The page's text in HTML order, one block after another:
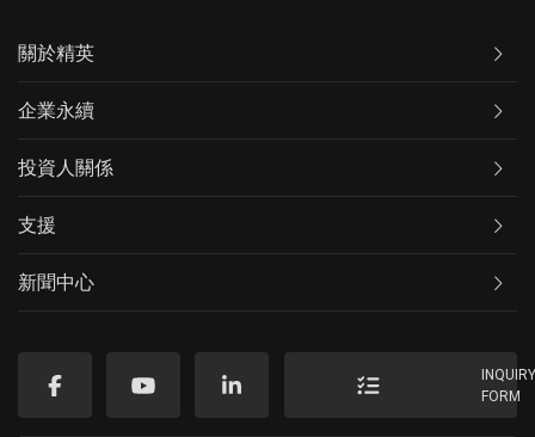
關於精英
企業永續
投資人關係
支援
新聞中心
FORM